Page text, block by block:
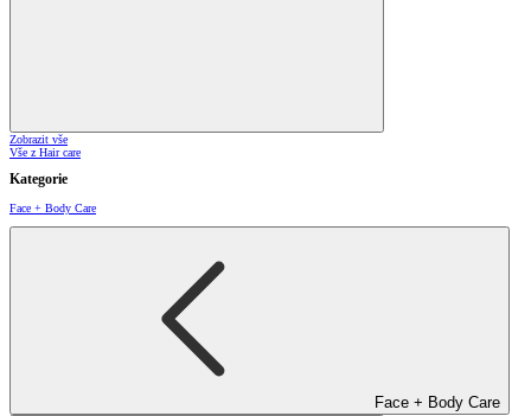
Zobrazit vše
Vše z Hair care
Kategorie
Face + Body Care
Face + Body Care